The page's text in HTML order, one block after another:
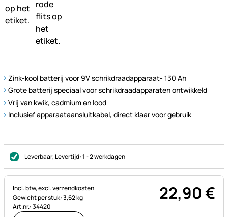
Zink-kool batterij voor 9V schrikdraadapparaat- 130 Ah
Grote batterij speciaal voor schrikdraadapparaten ontwikkeld
Vrij van kwik, cadmium en lood
Inclusief apparaataansluitkabel, direct klaar voor gebruik
Leverbaar, Levertijd:1 - 2 werkdagen
Belastinginformatie:
Incl. btw,excl. verzendkosten
Gewicht per stuk: 3,62 kg
Art.nr.: 34420
22,90€